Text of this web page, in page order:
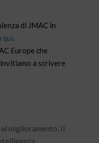
di JMAC in
qui.
Europe che
a scrivere
al miglioramento. Il